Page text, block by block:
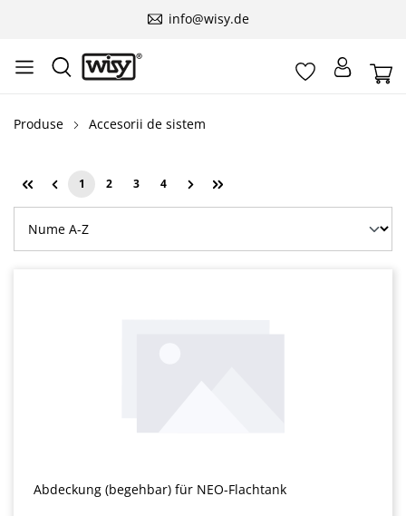
info@wisy.de
Produse Accesorii de sistem
Pagina
1 Pagina
2 Pagina
3 Pagina
4
Abdeckung (begehbar) für NEO-Flachtank